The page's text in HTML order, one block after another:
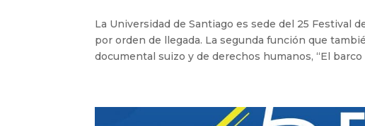
La Universidad de Santiago es sede del 25
por orden de llegada. La segunda función que
documental suizo y de derechos humanos, “El barco